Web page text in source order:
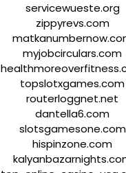
servicewueste.org
zippyrevs.com
myjobcirculars.com
topslotxgames.com
routerloggnet.net
dantella6.com
slotsgamesone.com
hispinzone.com